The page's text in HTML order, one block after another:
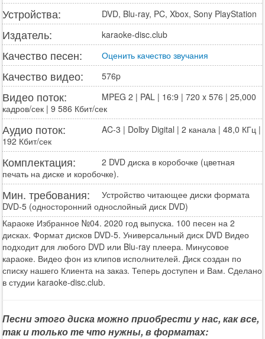
Устройства: DVD, Blu-ray, PC, Xbox, Sony PlayStation
Издатель: karaoke-disc.club
Качество песен: Оценить качество звучания
Качество видео: 576p
Видео поток:
MPEG 2 | PAL | 16:9 | 720 x 576 | 25,000
кадров/сек | 9 586 Кбит/сек
Аудио поток:
AC-3 | Dolby Digital | 2 канала | 48,0 КГц |
192 Кбит/сек
Комплектация:
2 DVD диска в коробочке (цветная
печать на диске и коробочке).
Мин. требования:
Устройство читающее диски формата
DVD-5 (односторонний однослойный диск DVD)
Караоке Избранное №04. 2020 год выпуска. 100 песен на 2
дисках. Формат дисков DVD-5. Универсальный диск DVD Видео
подходит для любого DVD или Blu-ray плеера. Минусовое
караоке. Видео фон из клипов исполнителей. Диск создан по
списку нашего Клиента на заказ. Теперь доступен и Вам. Сделано
в студии karaoke-disc.club.
Песни этого диска можно приобрести у нас, как все,
так и только те что нужны, в форматах: